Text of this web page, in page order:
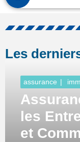
Les
assurance
les
et